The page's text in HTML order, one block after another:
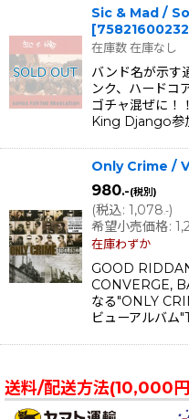
Sic & Mad /
[
在庫数 在庫なし
バンド名が示す
ンク、ハードコ
ゴチャ混ぜに！
King Django
Only Crime /
980.-(税別)
(税込: 1,078.-)
希望小売価格:
在庫わずか
GOOD
CONVERGE,
なる"ONLY
ビューアルバム
送料/配送方法(10,000